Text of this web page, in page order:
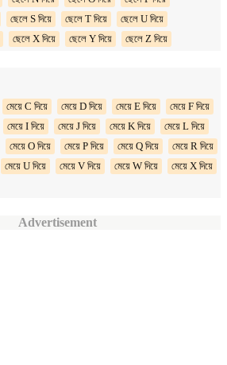
ছেলে S দিয়ে ছেলে T দিয়ে
ছেলে U দিয়ে
ছেলে X দিয়ে ছেলে Y দিয়ে ছেলে Z দিয়ে
মেয়ে C দিয়ে মেয়ে D দিয়ে মেয়ে E দিয়ে
মেয়ে F দিয়ে
মেয়ে I দিয়ে মেয়ে J দিয়ে মেয়ে K দিয়ে
মেয়ে L দিয়ে
মেয়ে O দিয়ে মেয়ে P দিয়ে মেয়ে Q দিয়ে
মেয়ে R দিয়ে
মেয়ে U দিয়ে মেয়ে V দিয়ে মেয়ে W দিয়ে
মেয়ে X দিয়ে
Advertisement